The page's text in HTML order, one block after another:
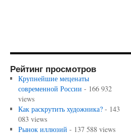
Рейтинг просмотров
Крупнейшие меценаты
современной России - 166 932
views
Как раскрутить художника?- 143
083 views
Рынок иллюзий - 137 588 views